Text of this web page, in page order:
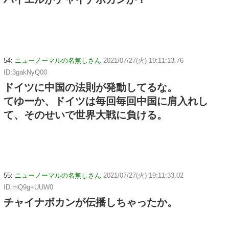
54: ニューノーマルの名無しさん 2021/07/27(火) 19:11:13.76
ID:3gakNyQ00
ドイツに中国の法則が発動してるな。
てゆーか、ドイツは毎回毎回中国に肩入れし
て、そのせいで世界大戦に負ける。
55: ニューノーマルの名無しさん 2021/07/27(火) 19:11:33.02
ID:mQ9g+UUW0
チャイナボカンが伝播しちゃったか。